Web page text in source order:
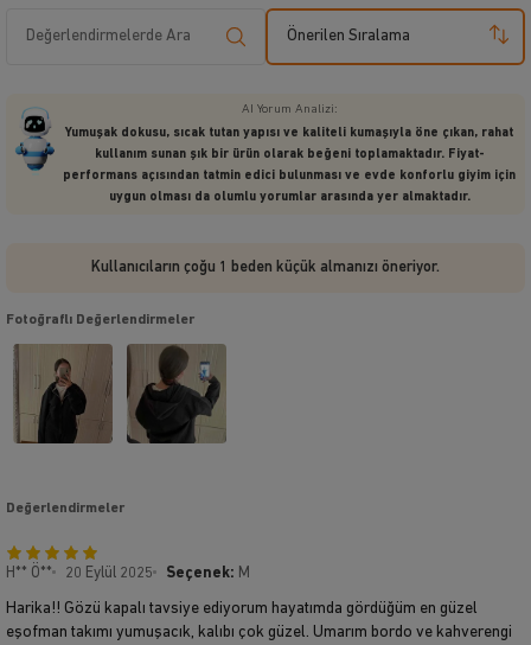
Önerilen Sıralama
AI Yorum Analizi:
Yumuşak dokusu, sıcak tutan yapısı ve kaliteli kumaşıyla öne çıkan, rahat
kullanım sunan şık bir ürün olarak beğeni toplamaktadır. Fiyat-
performans açısından tatmin edici bulunması ve evde konforlu giyim için
uygun olması da olumlu yorumlar arasında yer almaktadır.
Kullanıcıların çoğu 1 beden küçük almanızı öneriyor.
Fotoğraflı Değerlendirmeler
Değerlendirmeler
H** Ö** 20 Eylül 2025 Seçenek: M
Harika!! Gözü kapalı tavsiye ediyorum hayatımda gördüğüm en güzel
eşofman takımı yumuşacık, kalıbı çok güzel. Umarım bordo ve kahverengi